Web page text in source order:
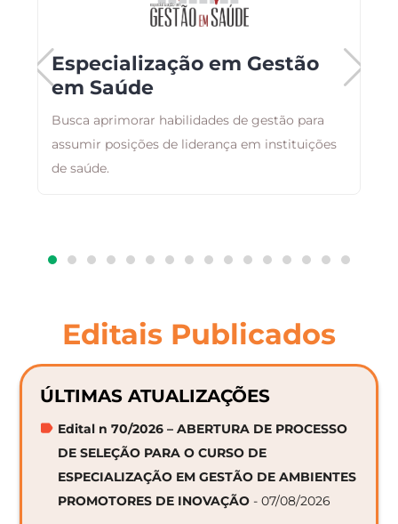
Especialização em Gestão
em Saúde
Busca aprimorar habilidades de gestão para
assumir posições de liderança em instituições
de saúde.
Editais Publicados
ÚLTIMAS ATUALIZAÇÕES
Edital n 70/2026 – ABERTURA DE PROCESSO
DE SELEÇÃO PARA O CURSO DE
ESPECIALIZAÇÃO EM GESTÃO DE AMBIENTES
PROMOTORES DE INOVAÇÃO - 07/08/2026